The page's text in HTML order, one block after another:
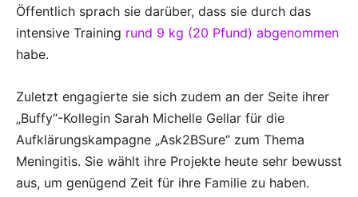
Öffentlich sprach sie darüber, dass sie durch das
intensive Training rund 9 kg (20 Pfund) abgenommen
habe.
Zuletzt engagierte sie sich zudem an der Seite ihrer
„Buffy“-Kollegin Sarah Michelle Gellar für die
Aufklärungskampagne „Ask2BSure“ zum Thema
Meningitis. Sie wählt ihre Projekte heute sehr bewusst
aus, um genügend Zeit für ihre Familie zu haben.